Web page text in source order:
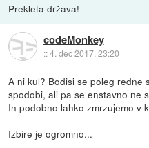
Prekleta država!
codeMonkey
::4. dec 2017, 23:20
A ni kul? Bodisi se poleg redne
spodobi, ali pa se enstavno ne
In podobno lahko zmrzujemo v
Izbire je ogromno...